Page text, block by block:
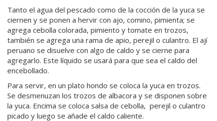
Tanto el agua del pescado como de la cocción de la yuca se
ciernen y se ponen a hervir con ajo, comino, pimienta; se
agrega cebolla colorada, pimiento y tomate en trozos,
también se agrega una rama de apio, perejil o culantro. El ají
peruano se disuelve con algo de caldo y se cierne para
agregarlo. Este líquido se usará para que sea el caldo del
encebollado.
Para servir, en un plato hondo se coloca la yuca en trozos.
Se desmenuzan los trozos de albacora y se disponen sobre
la yuca. Encima se coloca salsa de cebolla, perejil o culantro
picado y luego se añade el caldo caliente.